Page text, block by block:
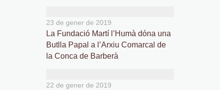
23 de gener de 2019
La Fundació Martí l’Humà dóna una
Butlla Papal a l’Arxiu Comarcal de
la Conca de Barberà
22 de gener de 2019